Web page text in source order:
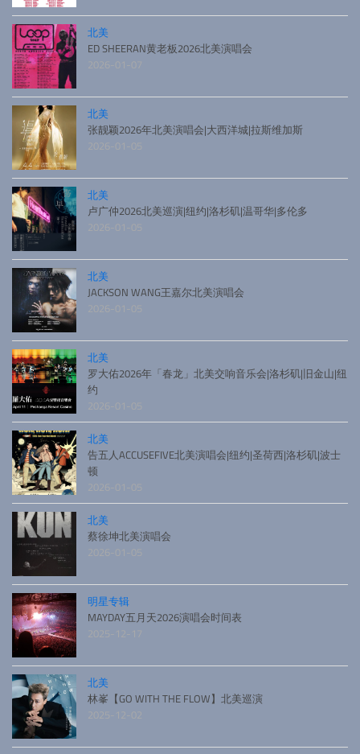
北美
ED SHEERAN黄老板2026北美演唱会
2026-01-07
北美
张靓颖2026年北美演唱会|大西洋城|拉斯维加斯
2026-01-05
北美
卢广仲2026北美巡演|纽约|洛杉矶|温哥华|多伦多
2026-01-05
北美
JACKSON WANG王嘉尔北美演唱会
2026-01-05
北美
罗大佑2026年「春龙」北美交响音乐会|洛杉矶|旧金山|纽
约
2026-01-05
北美
告五人ACCUSEFIVE北美演唱会|纽约|圣荷西|洛杉矶|波士
顿
2026-01-05
北美
蔡徐坤北美演唱会
2026-01-05
明星专辑
MAYDAY五月天2026演唱会时间表
2025-12-17
北美
林峯【GO WITH THE FLOW】北美巡演
2025-12-02